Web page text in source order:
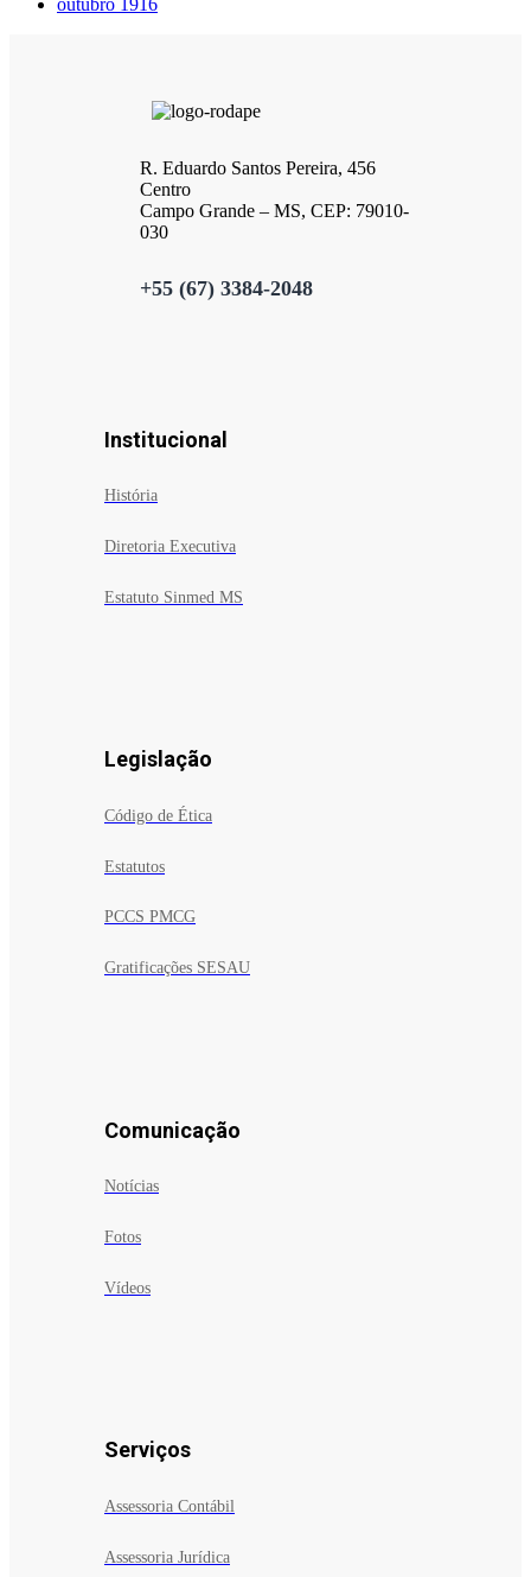
R. Eduardo Santos Pereira, 456
Centro
Campo Grande – MS, CEP: 79010-
030
+55 (67) 3384-2048
Institucional
História
Diretoria Executiva
Estatuto Sinmed MS
Legislação
Código de Ética
Estatutos
PCCS PMCG
Gratificações SESAU
Comunicação
Notícias
Fotos
Vídeos
Serviços
Assessoria Contábil
Assessoria Jurídica